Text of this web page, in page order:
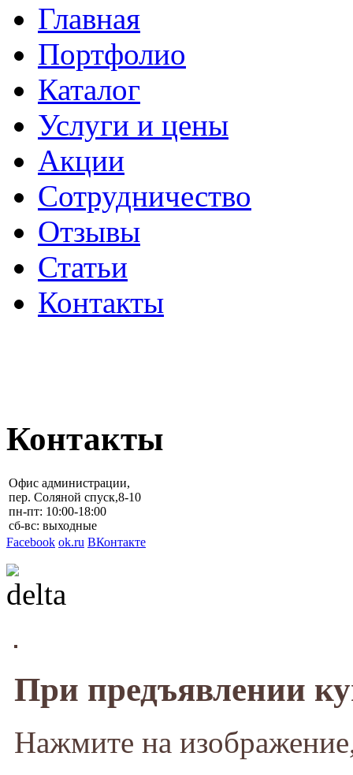
Главная
Портфолио
Каталог
Услуги и цены
Акции
Сотрудничество
Отзывы
Статьи
Контакты
Контакты
Офис администрации,
пер. Соляной спуск,8-10
пн-пт: 10:00-18:00
сб-вс: выходные
Facebook ok.ru ВКонтакте
При предъявлении
Нажмите на